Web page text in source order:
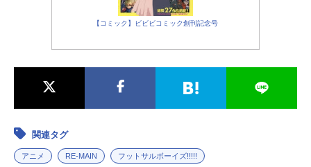
【コミック】ビビビコミック創刊記念号
関連タグ
アニメ RE-MAIN フットサルボーイズ!!!!!